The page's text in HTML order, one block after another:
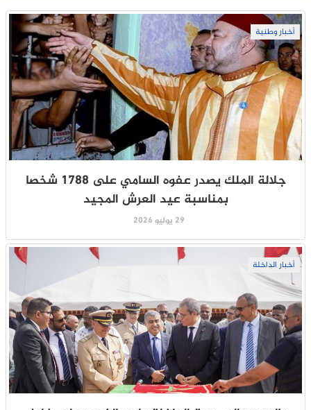
أخبار وطنية
جلالة الملك يصدر عفوه السامي على 1788 شخصا
بمناسبة عيد العرش المجيد
29 يوليو 2026
أخبار الداخلة